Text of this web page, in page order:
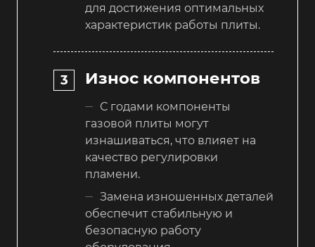
для достижения оптимальных
характеристик работы плиты.
Износ компонентов
С годами компоненты
газовой плиты могут
изнашиваться, что влияет на
качество регулировки
пламени.
Замена изношенных деталей
обеспечит стабильную и
безопасную работу